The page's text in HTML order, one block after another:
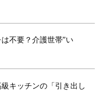
不要？介護世帯”い
キッチンの「引き出し